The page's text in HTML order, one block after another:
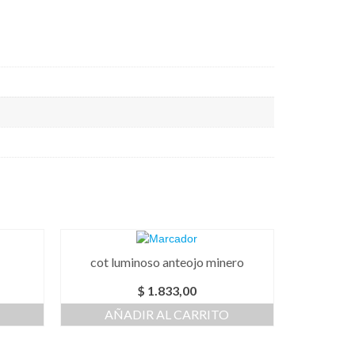
cot luminoso anteojo minero
$ 1.833,00
AÑADIR AL CARRITO